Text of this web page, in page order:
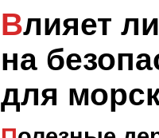
Влияет ли вид дерева
на
для